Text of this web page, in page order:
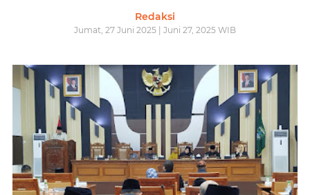
Redaksi
Jumat, 27 Juni 2025 | Juni 27, 2025 WIB